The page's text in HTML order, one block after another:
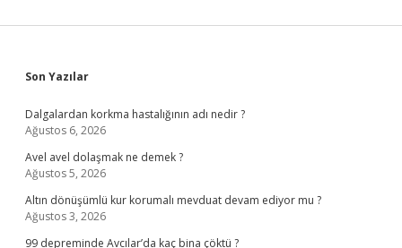
Sidebar
Son Yazılar
Dalgalardan korkma hastalığının adı nedir ?
Ağustos 6, 2026
Avel avel dolaşmak ne demek ?
Ağustos 5, 2026
Altın dönüşümlü kur korumalı mevduat devam ediyor mu ?
Ağustos 3, 2026
99 depreminde Avcılar’da kaç bina çöktü ?